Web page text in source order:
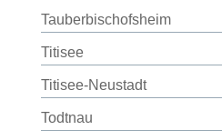
Tauberbischofsheim
Titisee
Titisee-Neustadt
Todtnau